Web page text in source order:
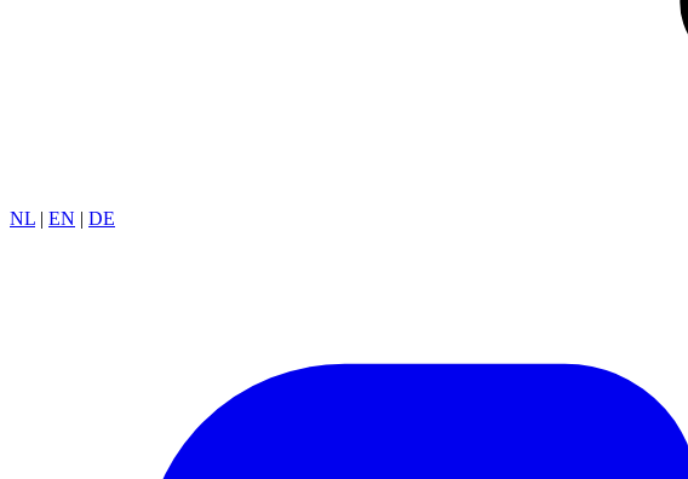
NL | EN | DE